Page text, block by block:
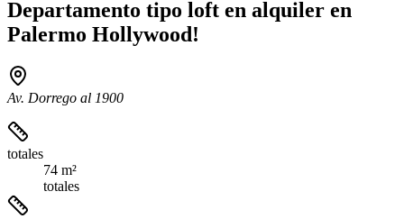
Departamento tipo loft en alquiler en
Palermo Hollywood!
Av. Dorrego al 1900
totales
74 m²
totales